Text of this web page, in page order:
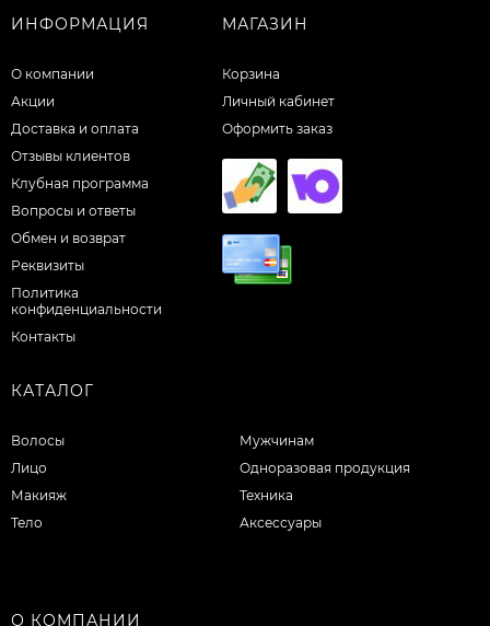
ИНФОРМАЦИЯ
О компании
Акции
Доставка и оплата
Отзывы клиентов
Клубная программа
Вопросы и ответы
Обмен и возврат
Реквизиты
Политика
конфиденциальности
Контакты
МАГАЗИН
Корзина
Личный кабинет
Оформить заказ
КАТАЛОГ
Волосы
Лицо
Макияж
Тело
Мужчинам
Одноразовая продукция
Техника
Аксессуары
О КОМПАНИИ